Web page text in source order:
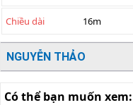
Chiều dài 16m
NGUYỄN THẢO
Có thể bạn muốn xem: